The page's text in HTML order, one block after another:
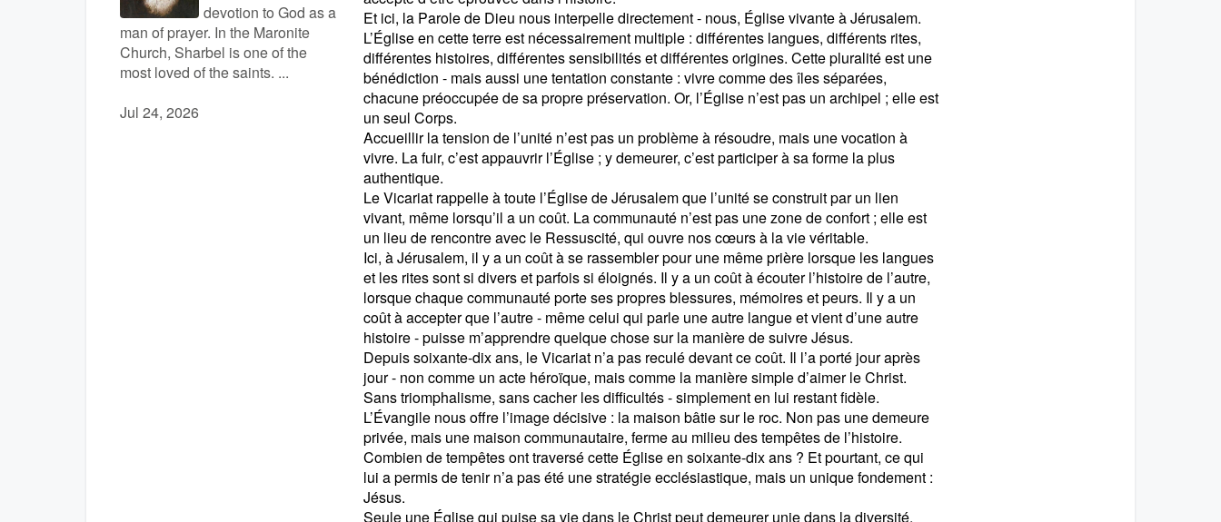
devotion to God as a
man of prayer. In the Maronite
Church, Sharbel is one of the
most loved of the saints. ...
Jul 24, 2026
Et ici, la Parole de Dieu nous interpelle directement - nous, Église vivante à Jérusalem.
L’Église en cette terre est nécessairement multiple : différentes langues, différents rites,
différentes histoires, différentes sensibilités et différentes origines. Cette pluralité est une
bénédiction - mais aussi une tentation constante : vivre comme des îles séparées,
chacune préoccupée de sa propre préservation. Or, l’Église n’est pas un archipel ; elle est
un seul Corps.
Accueillir la tension de l’unité n’est pas un problème à résoudre, mais une vocation à
vivre. La fuir, c’est appauvrir l’Église ; y demeurer, c’est participer à sa forme la plus
authentique.
Le Vicariat rappelle à toute l’Église de Jérusalem que l’unité se construit par un lien
vivant, même lorsqu’il a un coût. La communauté n’est pas une zone de confort ; elle est
un lieu de rencontre avec le Ressuscité, qui ouvre nos cœurs à la vie véritable.
Ici, à Jérusalem, il y a un coût à se rassembler pour une même prière lorsque les langues
et les rites sont si divers et parfois si éloignés. Il y a un coût à écouter l’histoire de l’autre,
lorsque chaque communauté porte ses propres blessures, mémoires et peurs. Il y a un
coût à accepter que l’autre - même celui qui parle une autre langue et vient d’une autre
histoire - puisse m’apprendre quelque chose sur la manière de suivre Jésus.
Depuis soixante-dix ans, le Vicariat n’a pas reculé devant ce coût. Il l’a porté jour après
jour - non comme un acte héroïque, mais comme la manière simple d’aimer le Christ.
Sans triomphalisme, sans cacher les difficultés - simplement en lui restant fidèle.
L’Évangile nous offre l’image décisive : la maison bâtie sur le roc. Non pas une demeure
privée, mais une maison communautaire, ferme au milieu des tempêtes de l’histoire.
Combien de tempêtes ont traversé cette Église en soixante-dix ans ? Et pourtant, ce qui
lui a permis de tenir n’a pas été une stratégie ecclésiastique, mais un unique fondement :
Jésus.
Seule une Église qui puise sa vie dans le Christ peut demeurer unie dans la diversité.